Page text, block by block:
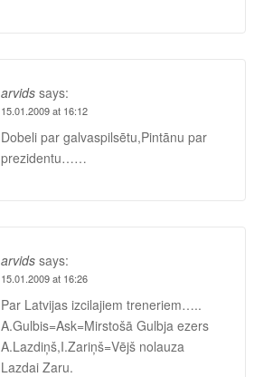
arvids says:
15.01.2009 at 16:12
Dobeli par galvaspilsētu,Pintānu par
prezidentu……
arvids says:
15.01.2009 at 16:26
Par Latvijas izcilajiem treneriem…..
A.Gulbis=Ask=Mirstošā Gulbja ezers
A.Lazdiņš,I.Zariņš=Vējš nolauza
Lazdai Zaru.